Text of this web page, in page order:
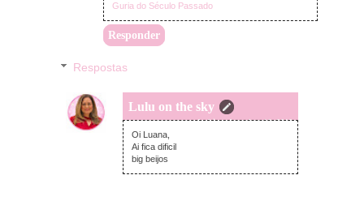
Guria do Século Passado
Responder
Respostas
Lulu on the sky
segunda-feira, dezembro 16, 2019
Oi Luana,
Ai fica dificil
big beijos